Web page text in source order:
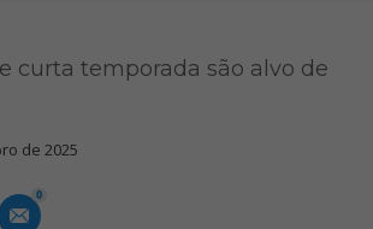
curta temporada são alvo de
de 2025
0